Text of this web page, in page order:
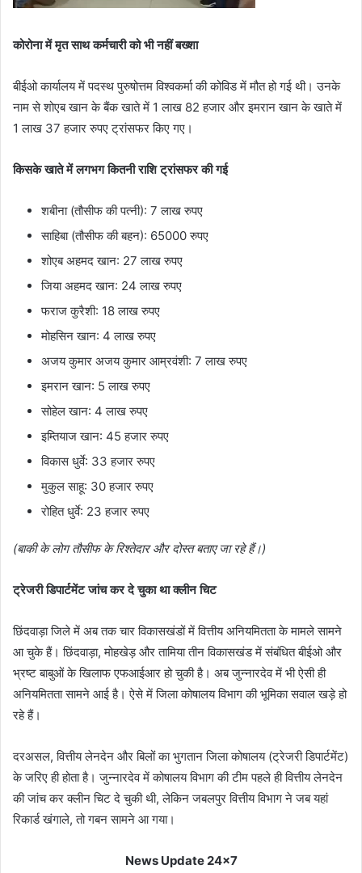
कोरोना में मृत साथ कर्मचारी को भी नहीं बख्शा
बीईओ कार्यालय में पदस्थ पुरुषोत्तम विश्वकर्मा की कोविड में मौत हो गई थी। उनके
नाम से शोएब खान के बैंक खाते में 1 लाख 82 हजार और इमरान खान के खाते में
1 लाख 37 हजार रुपए ट्रांसफर किए गए।
किसके खाते में लगभग कितनी राशि ट्रांसफर की गई
शबीना (तौसीफ की पत्नी): 7 लाख रुपए
साहिबा (तौसीफ की बहन): 65000 रुपए
शोएब अहमद खान: 27 लाख रुपए
जिया अहमद खान: 24 लाख रुपए
फराज कुरैशी: 18 लाख रुपए
मोहसिन खान: 4 लाख रुपए
अजय कुमार अजय कुमार आम्रवंशी: 7 लाख रुपए
इमरान खान: 5 लाख रुपए
सोहेल खान: 4 लाख रुपए
इम्तियाज खान: 45 हजार रुपए
विकास धुर्वे: 33 हजार रुपए
मुकुल साहू: 30 हजार रुपए
रोहित धुर्वे: 23 हजार रुपए
(बाकी के लोग तौसीफ के रिश्तेदार और दोस्त बताए जा रहे हैं।)
ट्रेजरी डिपार्टमेंट जांच कर दे चुका था क्लीन चिट
छिंदवाड़ा जिले में अब तक चार विकासखंडों में वित्तीय अनियमितता के मामले सामने
आ चुके हैं। छिंदवाड़ा, मोहखेड़ और तामिया तीन विकासखंड में संबंधित बीईओ और
भ्रष्ट बाबुओं के खिलाफ एफआईआर हो चुकी है। अब जुन्नारदेव में भी ऐसी ही
अनियमितता सामने आई है। ऐसे में जिला कोषालय विभाग की भूमिका सवाल खड़े हो
रहे हैं।
दरअसल, वित्तीय लेनदेन और बिलों का भुगतान जिला कोषालय (ट्रेजरी डिपार्टमेंट)
के जरिए ही होता है। जुन्नारदेव में कोषालय विभाग की टीम पहले ही वित्तीय लेनदेन
की जांच कर क्लीन चिट दे चुकी थी, लेकिन जबलपुर वित्तीय विभाग ने जब यहां
रिकार्ड खंगाले, तो गबन सामने आ गया।
News Update 24x7